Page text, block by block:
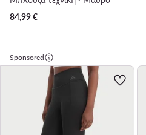
84,99€
Sponsored